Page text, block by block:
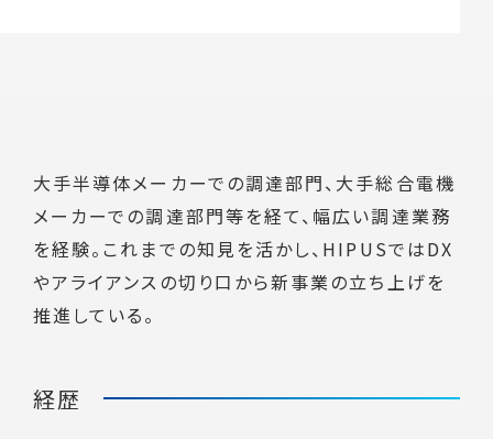
大手半導体メーカーでの調達部門、大手総合電機
メーカーでの調達部門等を経て、幅広い調達業務
を経験。これまでの知見を活かし、HIPUSではDX
やアライアンスの切り口から新事業の立ち上げを
推進している。
経歴